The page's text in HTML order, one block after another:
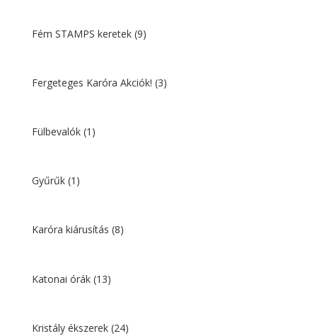
Fém STAMPS keretek (9)
Fergeteges Karóra Akciók! (3)
Fülbevalók (1)
Gyűrűk (1)
Karóra kiárusítás (8)
Katonai órák (13)
Kristály ékszerek (24)